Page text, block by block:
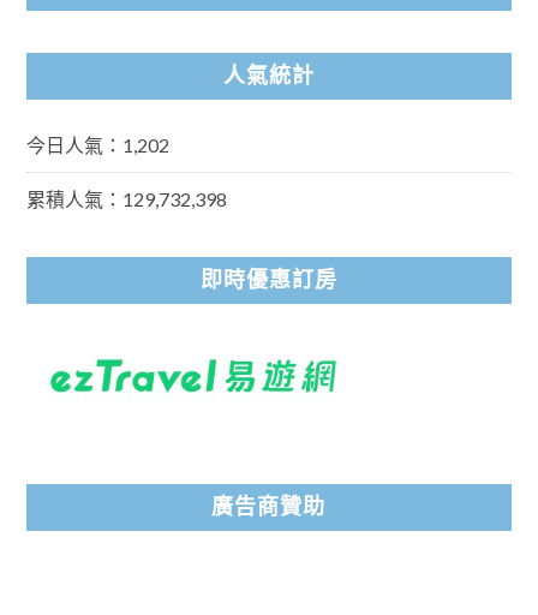
人氣統計
今日人氣：1,202
累積人氣：129,732,398
即時優惠訂房
廣告商贊助